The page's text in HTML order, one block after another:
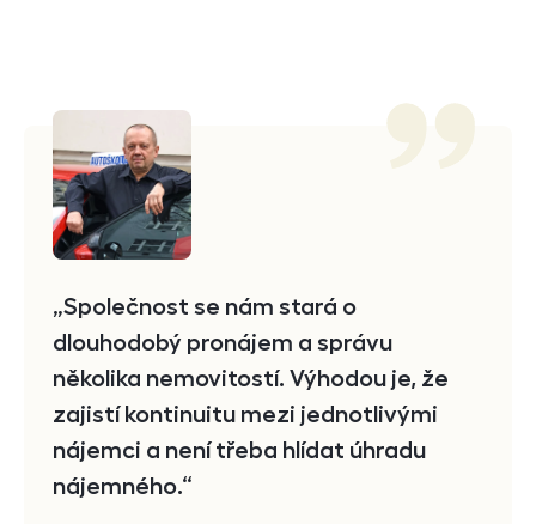
Reference
Společnost se nám stará o
dlouhodobý pronájem a správu
několika nemovitostí. Výhodou je, že
zajistí kontinuitu mezi jednotlivými
nájemci a není třeba hlídat úhradu
nájemného.